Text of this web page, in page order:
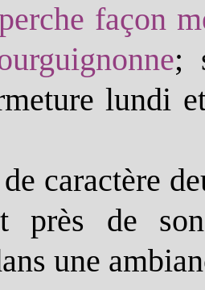
façon
;
lundi
caractère
près de
une